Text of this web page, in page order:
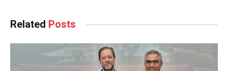
Related Posts